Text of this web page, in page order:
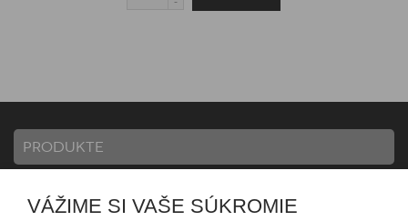
PRODUKTE
INFORMATION
VÁŽIME SI VAŠE SÚKROMIE